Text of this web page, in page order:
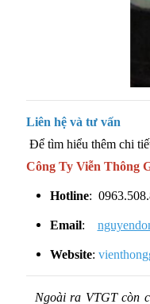
Liên hệ và tư vấn
Để tìm hiểu thêm chi
Công Ty Viễn Thông
Hotline:
Email:
Website:
Ngoài ra VTGT còn